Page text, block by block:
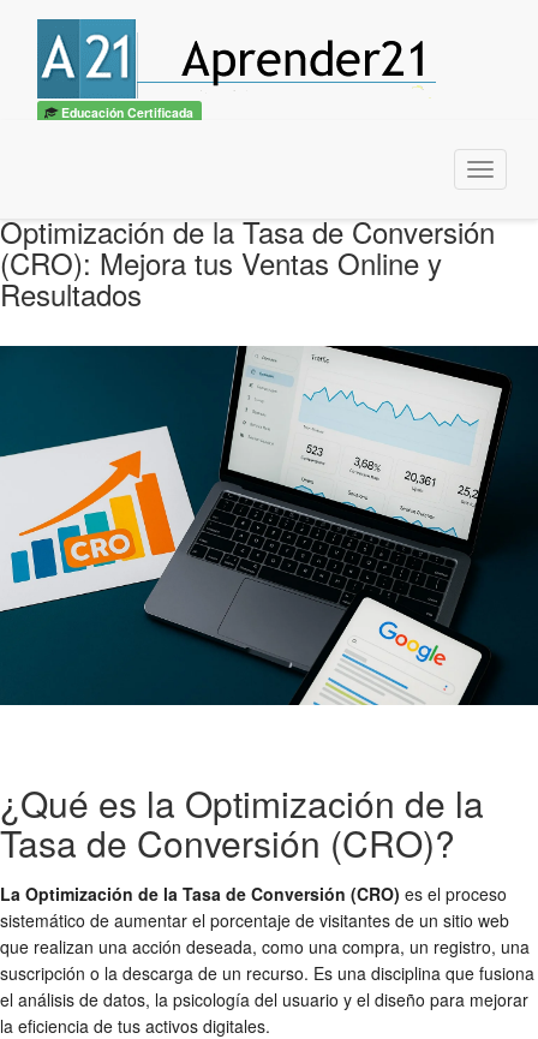
Educación Certificada
Menu
Optimización de la Tasa de Conversión
(CRO): Mejora tus Ventas Online y
Resultados
¿Qué es la Optimización de la
Tasa de Conversión (CRO)?
La Optimización de la Tasa de Conversión (CRO) es el proceso
sistemático de aumentar el porcentaje de visitantes de un sitio web
que realizan una acción deseada, como una compra, un registro, una
suscripción o la descarga de un recurso. Es una disciplina que fusiona
el análisis de datos, la psicología del usuario y el diseño para mejorar
la eficiencia de tus activos digitales.